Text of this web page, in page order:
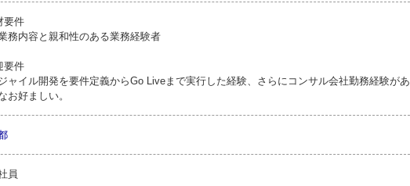
要件
務内容と親和性のある業務経験者
要件
ャイル開発を要件定義からGo Liveまで実行した経験、さらにコンサル会社勤務経験があ
お好ましい。
員